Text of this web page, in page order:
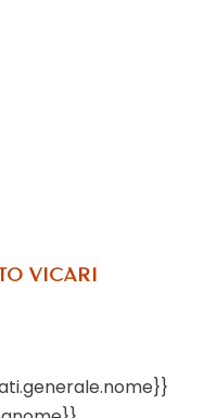
VICARI